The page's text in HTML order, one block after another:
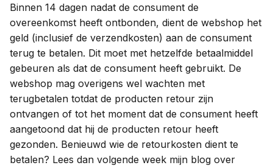
Binnen 14 dagen nadat de consument de
overeenkomst heeft ontbonden, dient de webshop het
geld (inclusief de verzendkosten) aan de consument
terug te betalen. Dit moet met hetzelfde betaalmiddel
gebeuren als dat de consument heeft gebruikt. De
webshop mag overigens wel wachten met
terugbetalen totdat de producten retour zijn
ontvangen of tot het moment dat de consument heeft
aangetoond dat hij de producten retour heeft
gezonden. Benieuwd wie de retourkosten dient te
betalen? Lees dan volgende week mijn blog over